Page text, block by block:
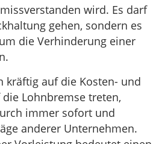
wird. Es darf
gehen, sondern es
die Verhinderung einer
kräftig auf die Kosten- und
Lohnbremse treten,
immer sofort und
anderer Unternehmen.